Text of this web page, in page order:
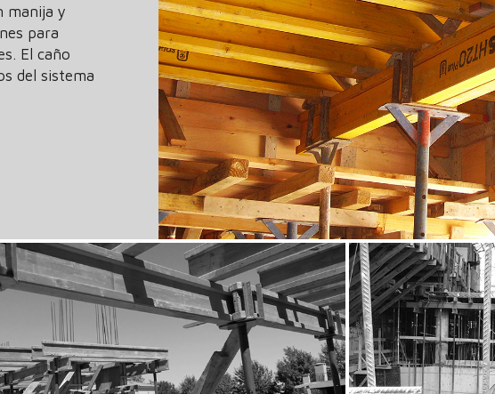
manija y
para
El caño
del sistema